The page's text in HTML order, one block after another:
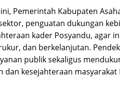
Pemerintah Kabupaten
penguatan dukungan
kader Posyandu, agar
dan berkelanjutan.
publik sekaligus
dan kesejahteraan masyarakat